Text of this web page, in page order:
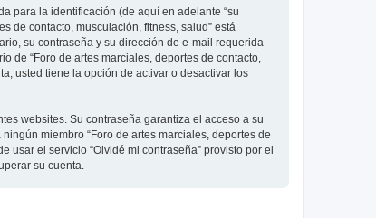
para la identificación (de aquí en adelante “su
de contacto, musculación, fitness, salud” está
su contraseña y su dirección de e-mail requerida
de “Foro de artes marciales, deportes de contacto,
usted tiene la opción de activar o desactivar los
websites. Su contraseña garantiza el acceso a su
miembro “Foro de artes marciales, deportes de
el servicio “Olvidé mi contraseña” provisto por el
su cuenta.